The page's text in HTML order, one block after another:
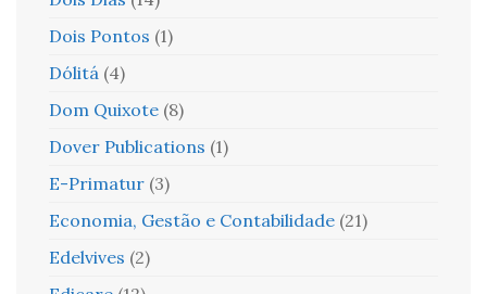
Dois Pontos (1)
Dólitá (4)
Dom Quixote (8)
Dover Publications (1)
E-Primatur (3)
Economia, Gestão e Contabilidade (21)
Edelvives (2)